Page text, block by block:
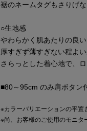
裾のネームタグもさりげな
○生地感
やわらかく肌あたりの良
厚すぎず薄すぎない程よ
さらっとした着心地で、
■80～95cm のみ肩ボタン
※カラーバリエーションの平置
※尚、お客様のご使用のモニタ